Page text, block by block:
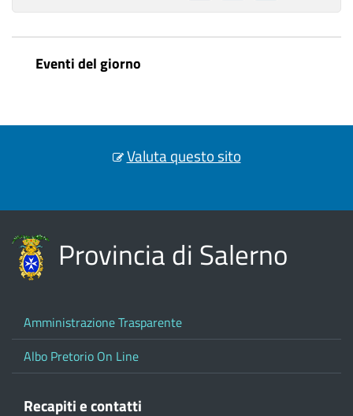
Eventi del giorno
Valuta questo sito
Provincia di Salerno
Amministrazione Trasparente
Albo Pretorio On Line
Recapiti e contatti